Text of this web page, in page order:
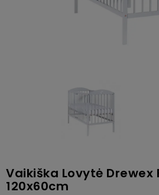
Vaikiška Lovytė Drewex
120x60cm